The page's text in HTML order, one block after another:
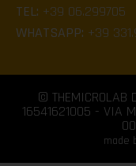
TEL: +39 06.299705
WHATSAPP: +39
© THEMICROLAB
16541621005 - VIA
made